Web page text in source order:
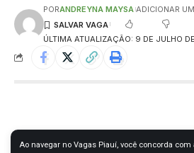
Ao navegar no Vagas Piauí, você concorda com
ÚLTIMA ATUALIZAÇÃO: 9 DE JULHO
PORANDREYNA MAYSA ADICIONAR